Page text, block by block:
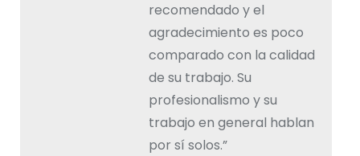
recomendado y el
agradecimiento es poco
comparado con la calidad
de su trabajo. Su
profesionalismo y su
trabajo en general hablan
por sí solos.”